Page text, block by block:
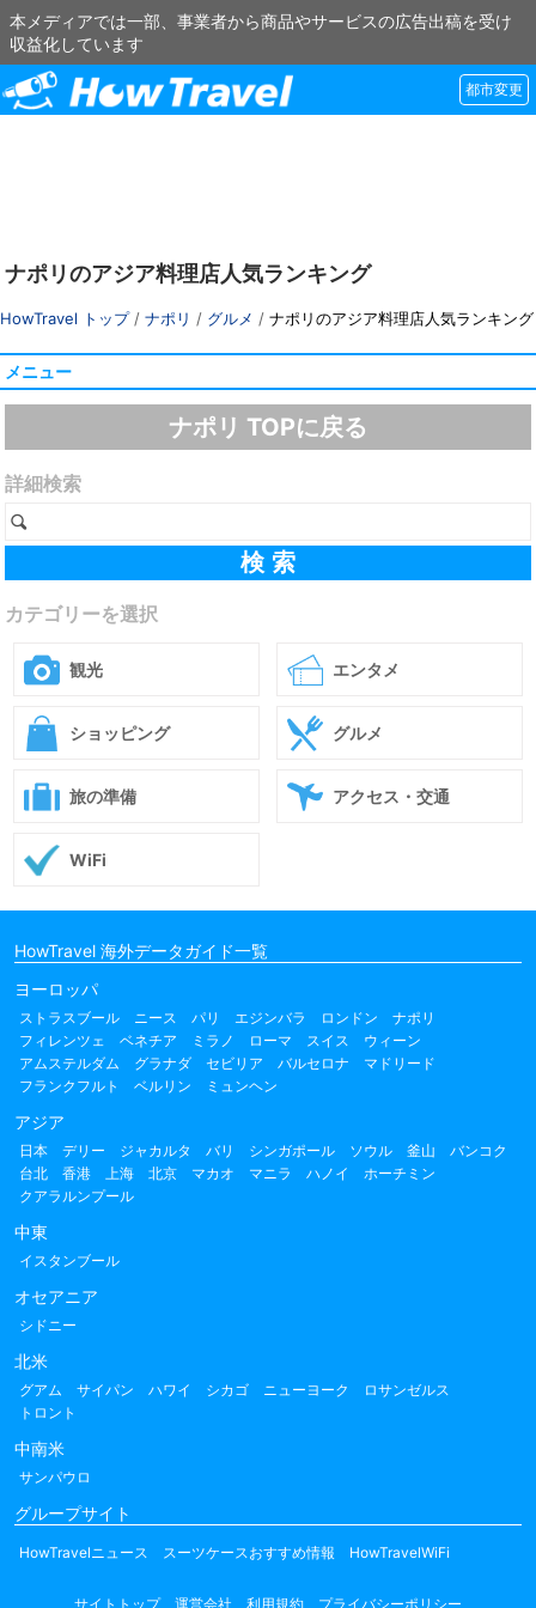
本メディアでは一部、事業者から商品やサービスの広告出稿を受け
収益化しています
都市変更
ナポリのアジア料理店人気ランキング
HowTravel トップ/ ナポリ / グルメ / ナポリのアジア料理店人気ランキング
メニュー
ナポリ TOPに戻る
詳細検索
カテゴリーを選択
観光 エンタメ
ショッピング グルメ
旅の準備 アクセス・交通
WiFi
HowTravel 海外データガイド一覧
ヨーロッパ
ストラスブール ニース パリ エジンバラ ロンドン
ナポリ
フィレンツェ
ベネチア ミラノ ローマ スイス
ウィーン
アムステルダム
グラナダ セビリア バルセロナ
マドリード
フランクフルト
ベルリン ミュンヘン
アジア
日本 デリー ジャカルタ バリ シンガポール ソウル 釜山
バンコク
台北
香港 上海 北京 マカオ マニラ ハノイ
ホーチミン
クアラルンプール
中東
イスタンブール
オセアニア
シドニー
北米
グアム サイパン ハワイ シカゴ ニューヨーク
ロサンゼルス
トロント
中南米
サンパウロ
グループサイト
HowTravelニュース スーツケースおすすめ情報 HowTravelWiFi
サイトトップ 運営会社 利用規約 プライバシーポリシー